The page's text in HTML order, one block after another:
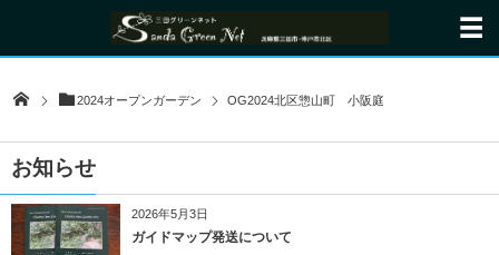
2024オープンガーデン OG2024北区惣山町 小阪庭
お知らせ
2026年5月3日
ガイドマップ発送について